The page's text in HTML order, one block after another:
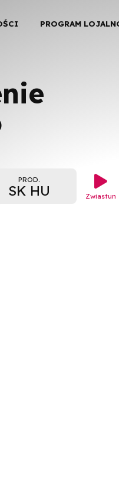
PROGRAM
PROD.
SK HU

Zwiastun